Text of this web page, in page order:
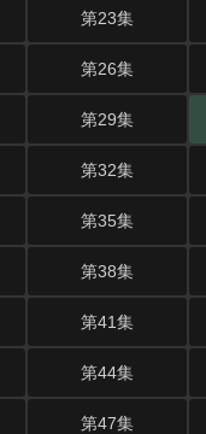
第23集
第26集
第29集
第32集
第35集
第38集
第41集
第44集
第47集